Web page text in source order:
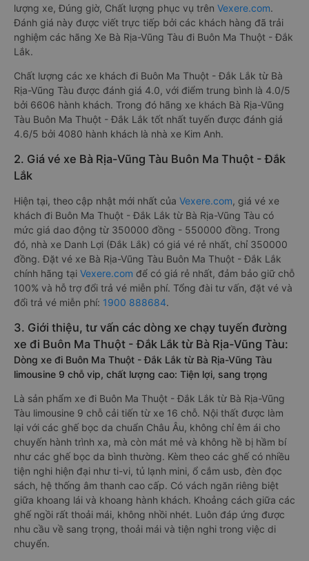
lượng xe, Đúng giờ, Chất lượng phục vụ trên Vexere.com.
Đánh giá này được viết trực tiếp bởi các khách hàng đã trải
nghiệm các hãng Xe Bà Rịa-Vũng Tàu đi Buôn Ma Thuột - Đắk
Lắk.
Chất lượng các xe khách đi Buôn Ma Thuột - Đắk Lắk từ Bà
Rịa-Vũng Tàu được đánh giá 4.0, với điểm trung bình là 4.0/5
bởi 6606 hành khách. Trong đó hãng xe khách Bà Rịa-Vũng
Tàu Buôn Ma Thuột - Đắk Lắk tốt nhất tuyến được đánh giá
4.6/5 bởi 4080 hành khách là nhà xe Kim Anh.
2. Giá vé xe Bà Rịa-Vũng Tàu Buôn Ma Thuột - Đắk
Lắk
Hiện tại, theo cập nhật mới nhất của Vexere.com, giá vé xe
khách đi Buôn Ma Thuột - Đắk Lắk từ Bà Rịa-Vũng Tàu có
mức giá dao động từ 350000 đồng - 550000 đồng. Trong
đó, nhà xe Danh Lợi (Đắk Lắk) có giá vé rẻ nhất, chỉ 350000
đồng. Đặt vé xe Bà Rịa-Vũng Tàu Buôn Ma Thuột - Đắk Lắk
chính hãng tại Vexere.com để có giá rẻ nhất, đảm bảo giữ chỗ
100% và hỗ trợ đổi trả vé miễn phí. Tổng đài tư vấn, đặt vé và
đổi trả vé miễn phí: 1900 888684.
3. Giới thiệu, tư vấn các dòng xe chạy tuyến đường
xe đi Buôn Ma Thuột - Đắk Lắk từ Bà Rịa-Vũng Tàu:
Dòng xe đi Buôn Ma Thuột - Đắk Lắk từ Bà Rịa-Vũng Tàu
limousine 9 chỗ vip, chất lượng cao: Tiện lợi, sang trọng
Là sản phẩm xe đi Buôn Ma Thuột - Đắk Lắk từ Bà Rịa-Vũng
Tàu limousine 9 chỗ cải tiến từ xe 16 chỗ. Nội thất được làm
lại với các ghế bọc da chuẩn Châu Âu, không chỉ êm ái cho
chuyến hành trình xa, mà còn mát mẻ và không hề bị hầm bí
như các ghế bọc da bình thường. Kèm theo các ghế có nhiều
tiện nghi hiện đại như ti-vi, tủ lạnh mini, ổ cắm usb, đèn đọc
sách, hệ thống âm thanh cao cấp. Có vách ngăn riêng biệt
giữa khoang lái và khoang hành khách. Khoảng cách giữa các
ghế ngồi rất thoải mái, không nhồi nhét. Luôn đáp ứng được
nhu cầu về sang trọng, thoải mái và tiện nghi trong việc di
chuyển.